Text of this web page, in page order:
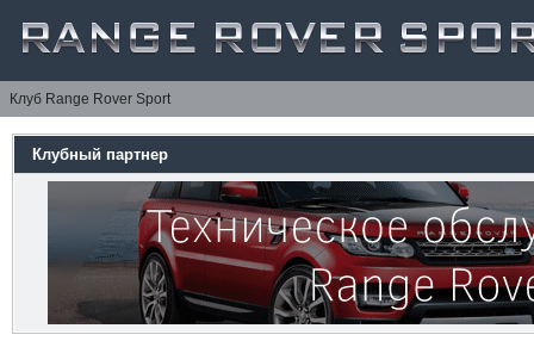
Клуб Range Rover Sport
Клубный партнер